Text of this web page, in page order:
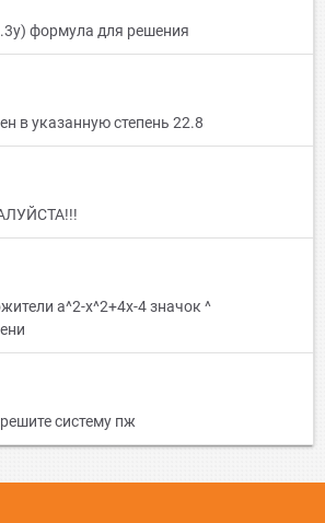
формула для решения
в указанную степень 22.8
a^2-x^2+4x-4 значок ^
систему пж